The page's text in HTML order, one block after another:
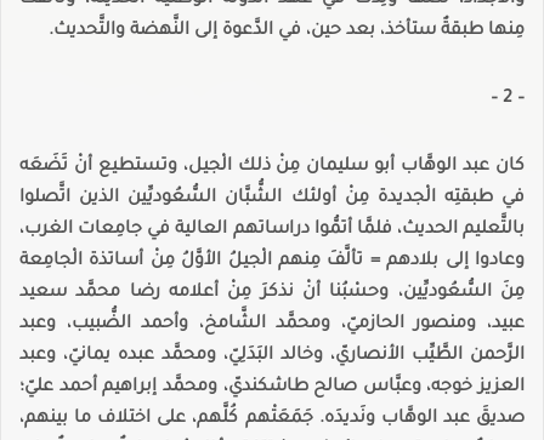
مِنها طبقةٌ ستأخذ، بعد حين، في الدَّعوة إلى النَّهضة والتَّحديث.
– 2 –
كان عبد الوهَّاب أبو سليمان مِنْ ذلك الْجيل، وتستطيع أنْ تَضَعَه
في طبقتِه الْجديدة مِنْ أولئك الشُّبَّان السُّعُوديِّين الذين اتَّصلوا
بالتَّعليم الحديث، فلمَّا أتمُّوا دراساتهم العالية في جامِعات الغرب،
وعادوا إلى بلادهم = تألَّفَ مِنهم الْجيلُ الأوَّلُ مِنْ أساتذة الْجامِعة
مِنَ السُّعُوديِّين، وحسْبُنا أنْ نذكرَ مِنْ أعلامه رضا محمَّد سعيد
عبيد، ومنصور الحازميّ، ومحمَّد الشَّامخ، وأحمد الضُّبيب، وعبد
الرَّحمن الطَّيِّب الأنصاريّ، وخالد البَدَلِيّ، ومحمَّد عبده يمانيّ، وعبد
العزيز خوجه، وعبَّاس صالح طاشكنديّ، ومحمَّد إبراهيم أحمد عليّ؛
صديقَ عبد الوهَّاب ونَديدَه. جَمَعَتْهم كُلَّهم، على اختلاف ما بينهم،